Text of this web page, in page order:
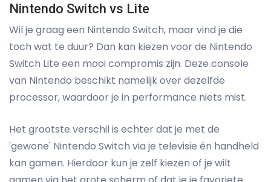
Nintendo Switch vs Lite
Wil je graag een Nintendo Switch, maar vind je die
toch wat te duur? Dan kan kiezen voor de Nintendo
Switch Lite een mooi compromis zijn. Deze console
van Nintendo beschikt namelijk over dezelfde
processor, waardoor je in performance niets mist.
Het grootste verschil is echter dat je met de
'gewone' Nintendo Switch via je televisie én handheld
kan gamen. Hierdoor kun je zelf kiezen of je wilt